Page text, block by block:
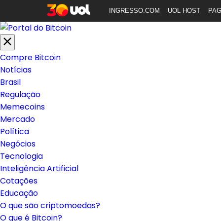
INGRESSO.COM UOL HOST
Compre Bitcoin
Notícias
Brasil
Regulação
Memecoins
Mercado
Política
Negócios
Tecnologia
Inteligência Artificial
Cotações
Educação
O que são criptomoedas?
O que é Bitcoin?